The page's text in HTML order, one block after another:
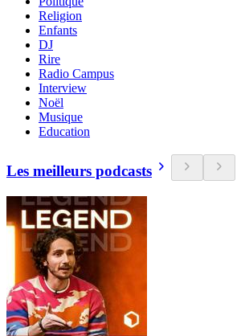
Religion
Enfants
DJ
Rire
Radio Campus
Interview
Noël
Musique
Education
Les meilleurs podcasts